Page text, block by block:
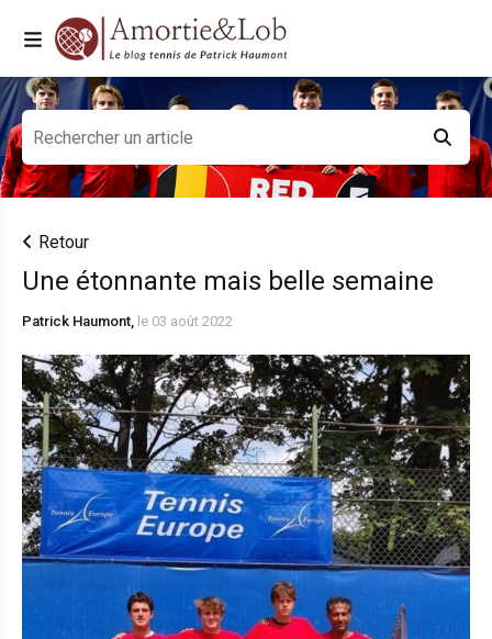
Retour
Une étonnante mais belle semaine
Patrick Haumont, le 03 août 2022